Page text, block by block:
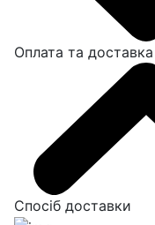
Оплата та доставка
Спосіб доставки